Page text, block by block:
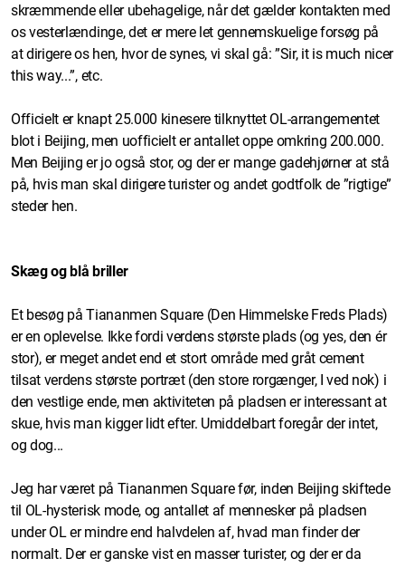
skræmmende eller ubehagelige, når det gælder kontakten med
os vesterlændinge, det er mere let gennemskuelige forsøg på
at dirigere os hen, hvor de synes, vi skal gå: ”Sir, it is much nicer
this way...”, etc.
Officielt er knapt 25.000 kinesere tilknyttet OL-arrangementet
blot i Beijing, men uofficielt er antallet oppe omkring 200.000.
Men Beijing er jo også stor, og der er mange gadehjørner at stå
på, hvis man skal dirigere turister og andet godtfolk de ”rigtige”
steder hen.
Skæg og blå briller
Et besøg på Tiananmen Square (Den Himmelske Freds Plads)
er en oplevelse. Ikke fordi verdens største plads (og yes, den ér
stor), er meget andet end et stort område med gråt cement
tilsat verdens største portræt (den store rorgænger, I ved nok) i
den vestlige ende, men aktiviteten på pladsen er interessant at
skue, hvis man kigger lidt efter. Umiddelbart foregår der intet,
og dog...
Jeg har været på Tiananmen Square før, inden Beijing skiftede
til OL-hysterisk mode, og antallet af mennesker på pladsen
under OL er mindre end halvdelen af, hvad man finder der
normalt. Der er ganske vist en masser turister, og der er da